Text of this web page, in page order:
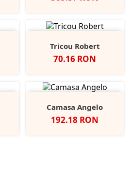
Tricou Robert
Pret
70.16 RON
Camasa Angelo
Pret
192.18 RON